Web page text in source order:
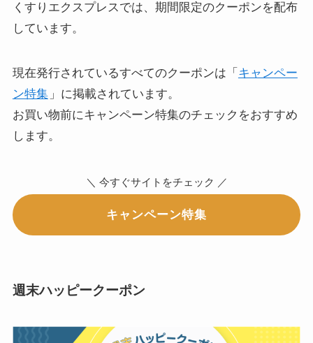
くすりエクスプレスでは、期間限定のクーポンを配布
しています。
現在発行されているすべてのクーポンは「 キャンペー
ン特集 」に掲載されています。
お買い物前にキャンペーン特集のチェックをおすすめ
します。
＼ 今すぐサイトをチェック ／
キャンペーン特集
週末ハッピークーポン